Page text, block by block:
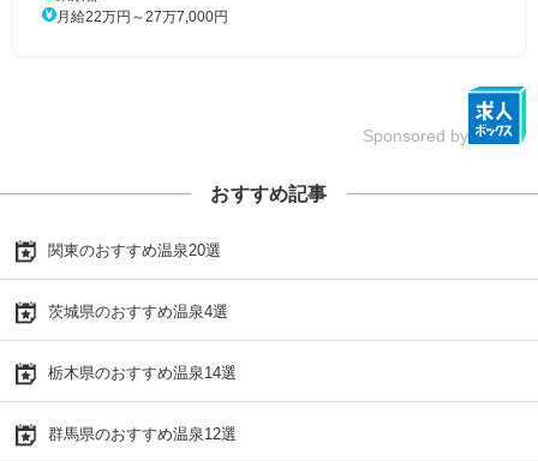
月給22万円～27万7,000円
Sponsored by
おすすめ記事
関東のおすすめ温泉20選
茨城県のおすすめ温泉4選
栃木県のおすすめ温泉14選
群馬県のおすすめ温泉12選